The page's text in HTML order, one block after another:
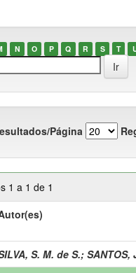
N O P Q R S T
Página
1 a 1 de 1
S. M. de S.; SANTOS,